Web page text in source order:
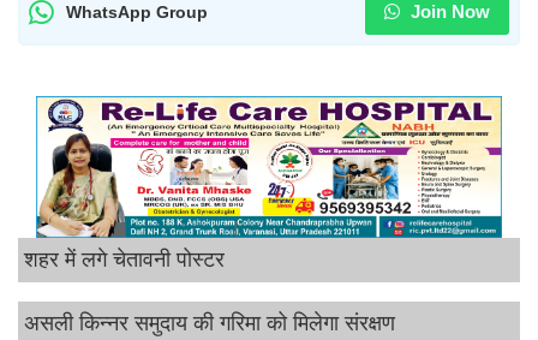
WhatsApp Group Join Now
शहर में लगे चेतावनी पोस्टर
असली किन्नर समुदाय की गरिमा को मिलेगा संरक्षण